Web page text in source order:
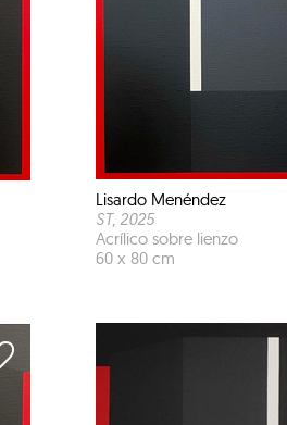
Lisardo Menéndez
ST, 2025
Acrílico sobre lienzo
60 x 80 cm